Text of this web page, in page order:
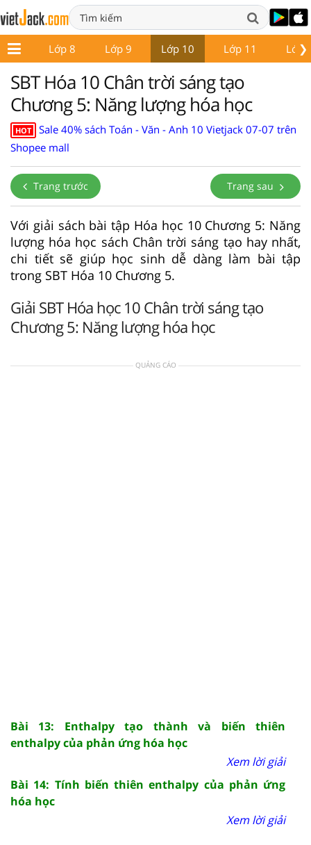
❯
7 Lớp 8 Lớp 9 Lớp 10 Lớp 11 Lớp
SBT Hóa 10 Chân trời sáng tạo
Chương 5: Năng lượng hóa học
HOT
Sale 40% sách Toán - Văn - Anh 10 Vietjack 07-07 trên
Shopee mall
Trang trước Trang sau
Với giải sách bài tập Hóa học 10 Chương 5: Năng
lượng hóa học sách Chân trời sáng tạo hay nhất,
chi tiết sẽ giúp học sinh dễ dàng làm bài tập
trong SBT Hóa 10 Chương 5.
Giải SBT Hóa học 10 Chân trời sáng tạo
Chương 5: Năng lượng hóa học
QUẢNG CÁO
Bài 13: Enthalpy tạo thành và biến thiên
enthalpy của phản ứng hóa học
Xem lời giải
Bài 14: Tính biến thiên enthalpy của phản ứng
hóa học
Xem lời giải